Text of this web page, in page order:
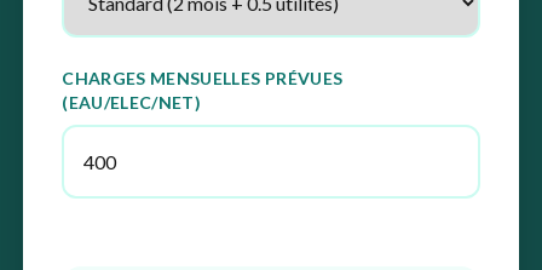
CHARGES MENSUELLES PRÉVUES
(EAU/ELEC/NET)